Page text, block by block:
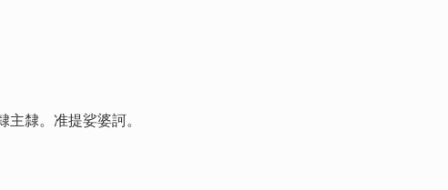
隸。准提娑婆訶。